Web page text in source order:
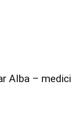
Alba – medici